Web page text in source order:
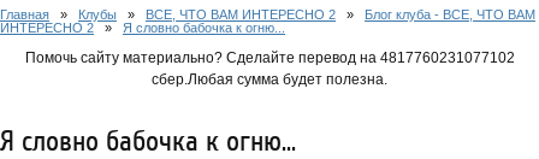
Форум
Главная » Клубы » ВСЕ, ЧТО ВАМ ИНТЕРЕСНО 2 » Блог клуба - ВСЕ, ЧТО ВАМ
ИНТЕРЕСНО 2 » Я словно бабочка к огню...
Помочь сайту материально? Сделайте перевод на 4817760231077102
сбер.Любая сумма будет полезна.
Я словно бабочка к огню...